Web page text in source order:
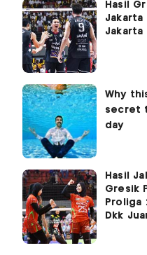
Hasil
Jakarta
Jakarta
Hasil
Gresik
Proliga
Dkk